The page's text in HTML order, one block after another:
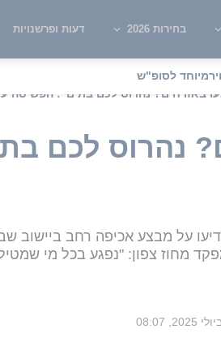
בחירות 2026 דעות ופרשנויות
מיוחד לסופ"ש
באזרחים? נהרוס לכם בתים": הפשיטה
נהרוס לכם
על מבצע אכיפה רחב ביישוב